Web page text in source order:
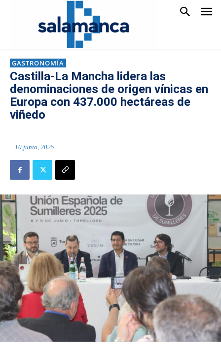
GASTRONOMÍA
Castilla-La Mancha lidera las
denominaciones de origen vínicas en
Europa con 437.000 hectáreas de
viñedo
10 junio, 2025